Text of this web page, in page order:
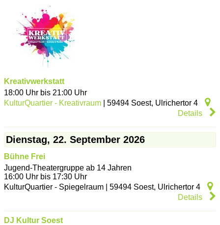
Kreativwerkstatt
18:00 Uhr bis 21:00 Uhr
KulturQuartier - Kreativraum
59494 Soest, Ulrichertor 4
Details
Dienstag, 22. September 2026
Bühne Frei
Jugend-Theatergruppe ab 14 Jahren
16:00 Uhr bis 17:30 Uhr
KulturQuartier - Spiegelraum
59494 Soest, Ulrichertor 4
Details
DJ Kultur Soest